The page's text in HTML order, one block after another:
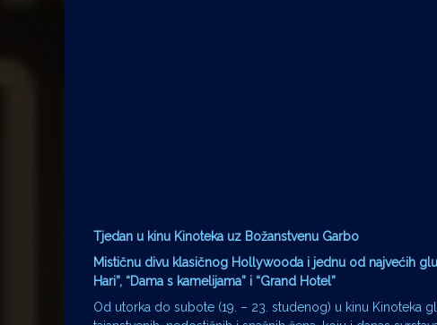
Tjedan u kinu Kinoteka uz Božanstvenu Garbo
Mističnu divu klasičnog Hollywooda i jednu od najvećih
Hari”, “Dama s kamelijama” i “Grand Hotel”
Od utorka do subote (19. – 23. studenog) u kinu